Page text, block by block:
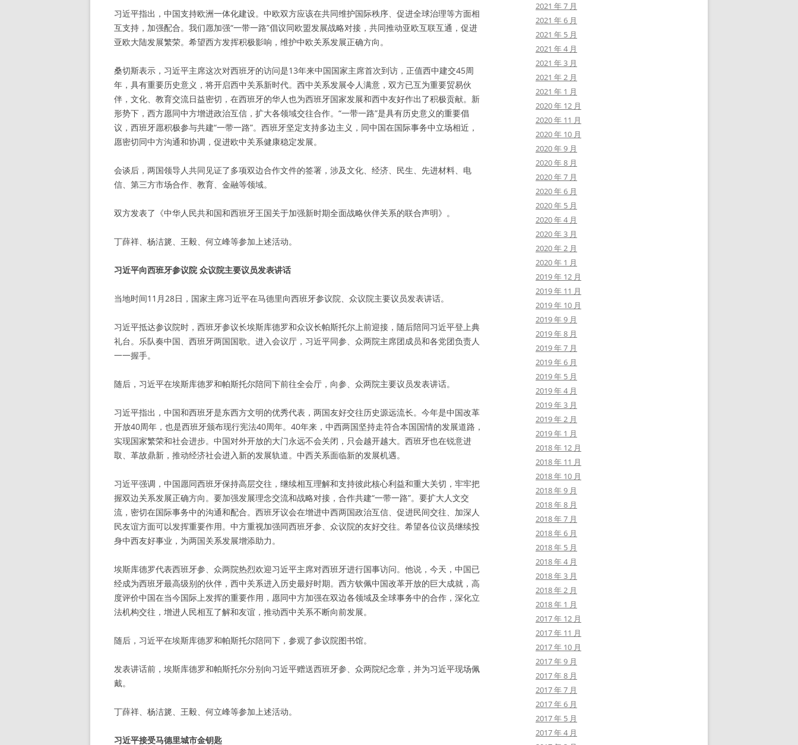
习近平指出，中国支持欧洲一体化建设。中欧双方应该在共同维护国际秩序、促进全球治理等方面相
互支持，加强配合。我们愿加强“一带一路”倡议同欧盟发展战略对接，共同推动亚欧互联互通，促进
亚欧大陆发展繁荣。希望西方发挥积极影响，维护中欧关系发展正确方向。
桑切斯表示，习近平主席这次对西班牙的访问是13年来中国国家主席首次到访，正值西中建交45周
年，具有重要历史意义，将开启西中关系新时代。西中关系发展令人满意，双方已互为重要贸易伙
伴，文化、教育交流日益密切，在西班牙的华人也为西班牙国家发展和西中友好作出了积极贡献。新
形势下，西方愿同中方增进政治互信，扩大各领域交往合作。“一带一路”是具有历史意义的重要倡
议，西班牙愿积极参与共建“一带一路”。西班牙坚定支持多边主义，同中国在国际事务中立场相近，
愿密切同中方沟通和协调，促进欧中关系健康稳定发展。
会谈后，两国领导人共同见证了多项双边合作文件的签署，涉及文化、经济、民生、先进材料、电
信、第三方市场合作、教育、金融等领域。
双方发表了《中华人民共和国和西班牙王国关于加强新时期全面战略伙伴关系的联合声明》。
丁薛祥、杨洁篪、王毅、何立峰等参加上述活动。
习近平向西班牙参议院 众议院主要议员发表讲话
当地时间11月28日，国家主席习近平在马德里向西班牙参议院、众议院主要议员发表讲话。
习近平抵达参议院时，西班牙参议长埃斯库德罗和众议长帕斯托尔上前迎接，随后陪同习近平登上典
礼台。乐队奏中国、西班牙两国国歌。进入会议厅，习近平同参、众两院主席团成员和各党团负责人
一一握手。
随后，习近平在埃斯库德罗和帕斯托尔陪同下前往全会厅，向参、众两院主要议员发表讲话。
习近平指出，中国和西班牙是东西方文明的优秀代表，两国友好交往历史源远流长。今年是中国改革
开放40周年，也是西班牙颁布现行宪法40周年。40年来，中西两国坚持走符合本国国情的发展道路，
实现国家繁荣和社会进步。中国对外开放的大门永远不会关闭，只会越开越大。西班牙也在锐意进
取、革故鼎新，推动经济社会进入新的发展轨道。中西关系面临新的发展机遇。
习近平强调，中国愿同西班牙保持高层交往，继续相互理解和支持彼此核心利益和重大关切，牢牢把
握双边关系发展正确方向。要加强发展理念交流和战略对接，合作共建“一带一路”。要扩大人文交
流，密切在国际事务中的沟通和配合。西班牙议会在增进中西两国政治互信、促进民间交往、加深人
民友谊方面可以发挥重要作用。中方重视加强同西班牙参、众议院的友好交往。希望各位议员继续投
身中西友好事业，为两国关系发展增添助力。
埃斯库德罗代表西班牙参、众两院热烈欢迎习近平主席对西班牙进行国事访问。他说，今天，中国已
经成为西班牙最高级别的伙伴，西中关系进入历史最好时期。西方钦佩中国改革开放的巨大成就，高
度评价中国在当今国际上发挥的重要作用，愿同中方加强在双边各领域及全球事务中的合作，深化立
法机构交往，增进人民相互了解和友谊，推动西中关系不断向前发展。
随后，习近平在埃斯库德罗和帕斯托尔陪同下，参观了参议院图书馆。
发表讲话前，埃斯库德罗和帕斯托尔分别向习近平赠送西班牙参、众两院纪念章，并为习近平现场佩
戴。
丁薛祥、杨洁篪、王毅、何立峰等参加上述活动。
习近平接受马德里城市金钥匙
2021 年 7 月
2021 年 6 月
2021 年 5 月
2021 年 4 月
2021 年 3 月
2021 年 2 月
2021 年 1 月
2020 年 12 月
2020 年 11 月
2020 年 10 月
2020 年 9 月
2020 年 8 月
2020 年 7 月
2020 年 6 月
2020 年 5 月
2020 年 4 月
2020 年 3 月
2020 年 2 月
2020 年 1 月
2019 年 12 月
2019 年 11 月
2019 年 10 月
2019 年 9 月
2019 年 8 月
2019 年 7 月
2019 年 6 月
2019 年 5 月
2019 年 4 月
2019 年 3 月
2019 年 2 月
2019 年 1 月
2018 年 12 月
2018 年 11 月
2018 年 10 月
2018 年 9 月
2018 年 8 月
2018 年 7 月
2018 年 6 月
2018 年 5 月
2018 年 4 月
2018 年 3 月
2018 年 2 月
2018 年 1 月
2017 年 12 月
2017 年 11 月
2017 年 10 月
2017 年 9 月
2017 年 8 月
2017 年 7 月
2017 年 6 月
2017 年 5 月
2017 年 4 月